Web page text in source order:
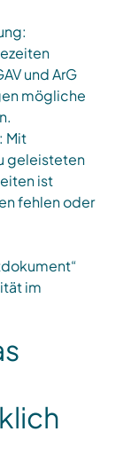
und ArG
mögliche
Mit
geleisteten
ist
fehlen oder
im